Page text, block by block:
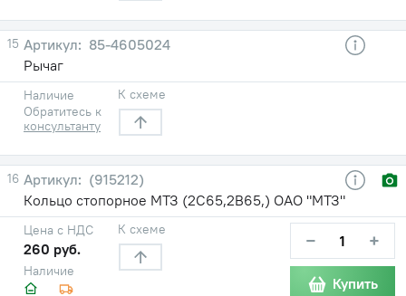
15
85-4605024
Рычаг
Наличие
Обратитесь к
консультанту
К схеме
16
(915212)
Кольцо стопорное МТЗ (2С65,2В65,) ОАО "МТЗ"
Наличие
Цена с НДС
260 руб.
К схеме − +
Купить